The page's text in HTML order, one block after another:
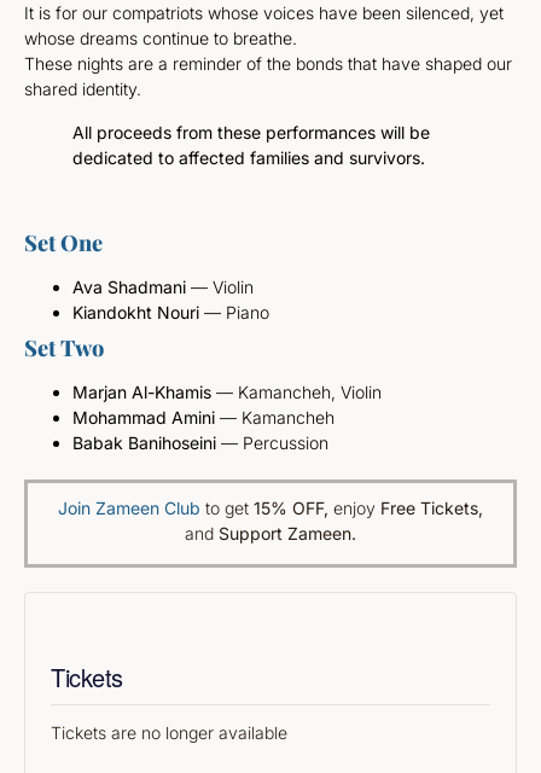
It is for our compatriots whose voices have been silenced, yet
whose dreams continue to breathe.
These nights are a reminder of the bonds that have shaped our
shared identity.
All proceeds from these performances will be
dedicated to affected families and survivors.
Set One
Ava Shadmani — Violin
Kiandokht Nouri — Piano
Set Two
Marjan Al-Khamis — Kamancheh, Violin
Mohammad Amini — Kamancheh
Babak Banihoseini — Percussion
Join Zameen Club to get 15% OFF, enjoy Free Tickets,
and Support Zameen.
Tickets
Tickets are no longer available